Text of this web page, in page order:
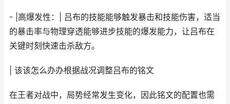
- |高爆发性：| 吕布的技能能够触发暴击和技能伤害，适当
的暴击率与物理穿透能够进步技能的爆发能力，让吕布在
关键时刻快速击杀敌方。
| 该该怎么办办根据战况调整吕布的铭文
在王者对战中，局势经常发生变化，因此铭文的配置也需